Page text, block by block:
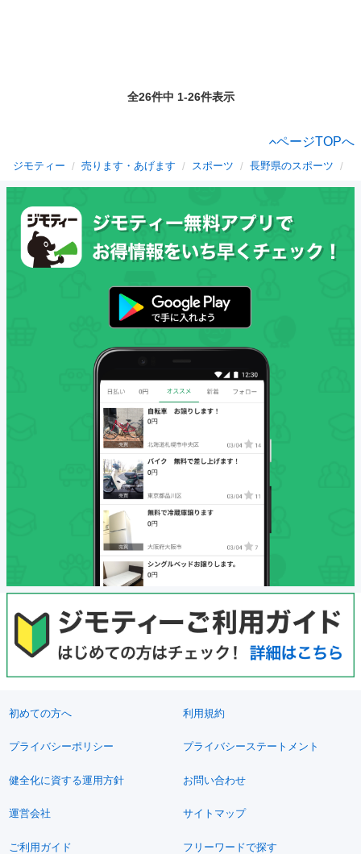
全26件中 1-26件表示
ページTOPへ
ジモティー 売ります・あげます スポーツ 長野県のスポーツ
初めての方へ 利用規約
プライバシーポリシー プライバシーステートメント
健全化に資する運用方針 お問い合わせ
運営会社 サイトマップ
ご利用ガイド フリーワードで探す